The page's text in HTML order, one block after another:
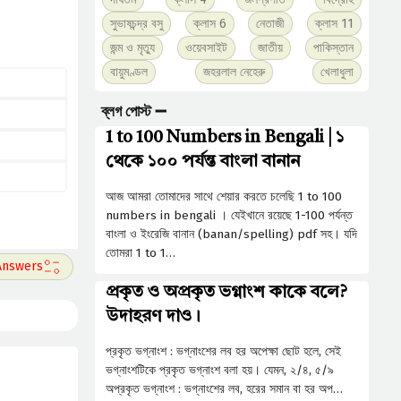
সুভাষচন্দ্র বসু
ক্লাস 6 নেতাজী
ক্লাস 11
জন্ম ও মৃত্যু
ওয়েবসাইট জাতীয়
পাকিস্তান
বায়ুমণ্ডল
জহরলাল নেহেরু খেলাধুলা
ব্লগ পোস্ট ➖
1 to 100 Numbers in Bengali | ১
থেকে ১০০ পর্যন্ত বাংলা বানান
আজ আমরা তোমাদের সাথে শেয়ার করতে চলেছি 1 to 100
numbers in bengali । যেইখানে রয়েছে 1-100 পর্যন্ত
বাংলা ও ইংরেজি বানান (banan/spelling) pdf সহ। যদি
তোমরা 1 to 1…
প্রকৃত ও অপ্রকৃত ভগ্নাংশ কাকে বলে?
উদাহরণ দাও।
প্রকৃত ভগ্নাংশ : ভগ্নাংশের লব হর অপেক্ষা ছােট হলে, সেই
ভগ্নাংশটিকে প্রকৃত ভগ্নাংশ বলা হয়। যেমন, ২/৪, ৫/৯
অপ্রকৃত ভগ্নাংশ : ভগ্নাংশের লব, হরের সমান বা হর অপ…